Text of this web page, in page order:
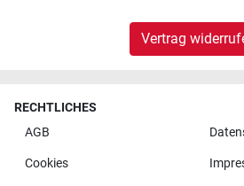
Vertrag
RECHTLICHES
AGB
Cookies